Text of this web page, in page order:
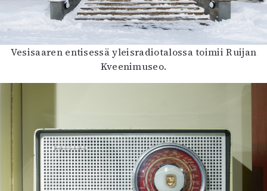
Vesisaaren entisessä yleisradiotalossa toimii Ruijan
Kveenimuseo.